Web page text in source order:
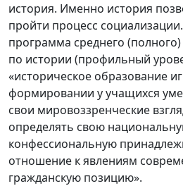
история. Именно история
пройти процесс
программа среднего
по истории (профильный
«историческое образование
формировании у учащихся
свои мировоззренческие
определять свою
конфессиональную
отношение к явлениям
гражданскую позицию».